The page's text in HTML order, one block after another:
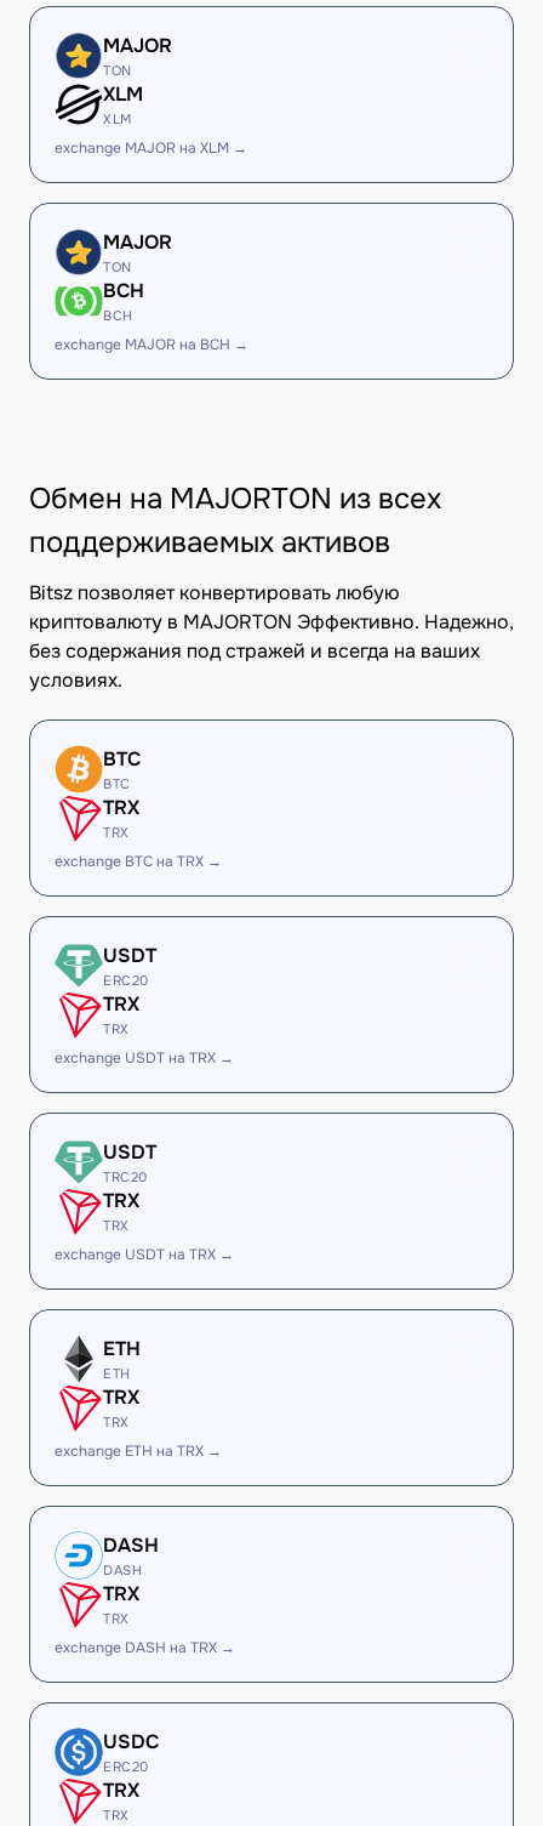
MAJOR
TON
XLM
XLM
exchange MAJOR на XLM →
MAJOR
TON
BCH
BCH
exchange MAJOR на BCH →
Обмен на MAJORTON из всех
поддерживаемых активов
Bitsz позволяет конвертировать любую
криптовалюту в MAJORTON Эффективно. Надежно,
без содержания под стражей и всегда на ваших
условиях.
BTC
BTC
TRX
TRX
exchange BTC на TRX →
USDT
ERC20
TRX
TRX
exchange USDT на TRX →
USDT
TRC20
TRX
TRX
exchange USDT на TRX →
ETH
ETH
TRX
TRX
exchange ETH на TRX →
DASH
DASH
TRX
TRX
exchange DASH на TRX →
USDC
ERC20
TRX
TRX